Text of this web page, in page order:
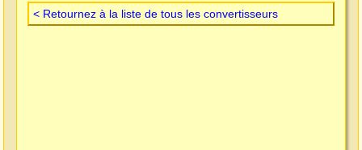
< Retournez à la liste de tous les convertisseurs